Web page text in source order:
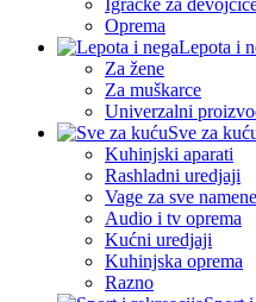
Igračke za
Oprema
Lepota i
Za žene
Za muškarce
Univerzalni
Sve za
Kuhinjski aparati
Rashladni uredjaji
Vage za sve namene
Audio i tv oprema
Kućni uredjaji
Kuhinjska oprema
Razno